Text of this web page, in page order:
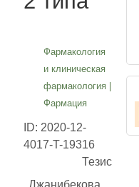
Фармакология
и клиническая
фармакология
Фармация
ID: 2020-12-
4017-T-19316
Тезис